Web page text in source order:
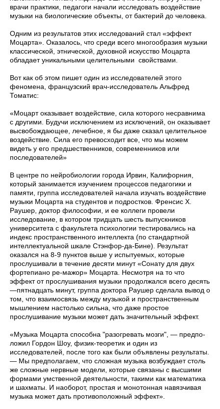
врачи практики, педагоги начали исследовать воздействие
музыки на биологические объекты, от бактерий до человека.
Одним из результатов этих исследований стал «эффект
Моцарта». Оказалось, что среди всего многообразия музыки
классической, этнической, духовной искусство Моцарта
обладает уникальными целительными свойствами.
Вот как об этом пишет один из исследователей этого
феномена, французский врач-исследователь Альфред
Томатис:
«Моцарт оказывает воздействие, сила которого несравнима
с другими. Будучи исключением из исключений, он оказывает
высвобождающее, лечебное, я бы даже сказал целительное
воздействие. Сила его превосходит все, что мы можем
видеть у его предшественников, современников или
последователей»
В центре по нейробиологии города Ирвин, Калифорния,
который занимается изучением процессов педагогики и
памяти, группа исследователей начала изучать воз­действие
музыки Моцарта на студентов и подростков. Френсис X.
Раушер, доктор философии, и ее коллеги провели
исследова­ние, в котором тридцать шесть выпускников
университета с фа­культета психологии тестировались на
индекс пространственно­го интеллекта (по стандартной
интеллектуальной шкале Стэнфор-да-Бине). Результат
оказался на 8-9 пунктов выше у испытуемых, которые
прослушивали в течение десяти минут «Сонату для двух
фортепиано ре-мажор» Моцарта. Несмотря на то что
эффект от прослушивания музыки продолжался всего десять
—пятнадцать минут, группа доктора Раушер сделала вывод о
том, что взаимо­связь между музыкой и пространственным
мышлением настоль­ко сильна, что даже простое
прослушивание музыки может дать значительный эффект.
«Музыка Моцарта способна "разогревать мозги", — предпо­
ложил Гордон Шоу, физик-теоретик и один из
исследователей, после того как были объявлены результаты.
— Мы предполагаем, что сложная музыка возбуждает столь
же сложные нервные моде­ли, которые связаны с высшими
формами умственной деятель­ности, такими как математика
и шахматы. И наоборот, простая и монотонная навязчивая
музыка может дать противоположный эффект».